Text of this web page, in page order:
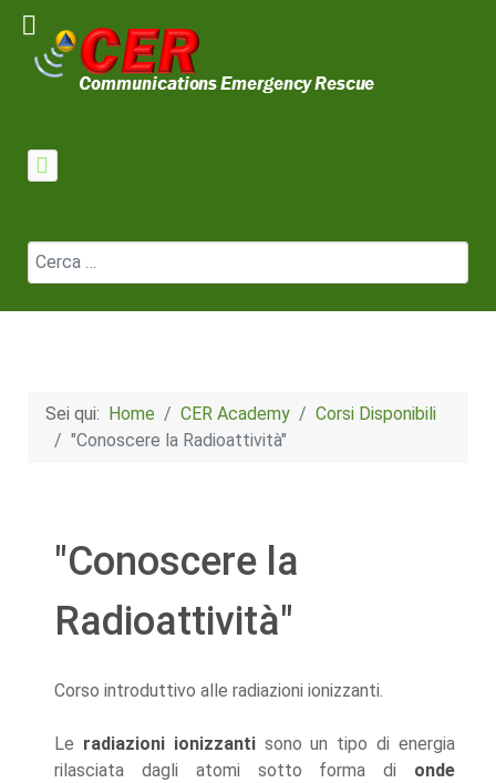
Cerca
Sei qui: Home CER Academy
Corsi Disponibili
"Conoscere la Radioattività"
"Conoscere la
Radioattività"
Corso introduttivo alle radiazioni ionizzanti.
Le radiazioni ionizzantisono un tipo di energia
rilasciata dagli atomi sotto forma di onde